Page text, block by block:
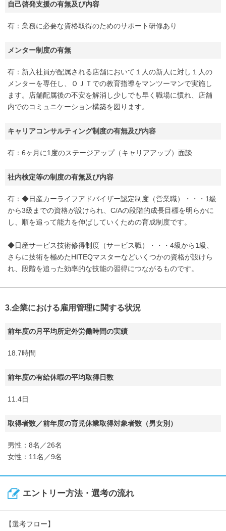
自己啓発支援の有無及び内容
有：業務に必要な資格取得のためのサポート研修あり
メンター制度の有無
有：新入社員が配属される店舗において１人の新人に対し１人の
メンターを専任し、ＯＪＴでの教育指導をマンツーマンで実施し
ます。店舗配属後の不安を解消し少しでも早く職場に慣れ、店舗
内でのコミュニケーション構築を図ります。
キャリアコンサルティング制度の有無及び内容
有：6ヶ月に1度のステージアップ（キャリアアップ）面談
社内検定等の制度の有無及び内容
有：◆日産カーライフアドバイザー認定制度（営業職）・・・1級
から3級までの資格が設けられ、C/Aの段階的成長目標を明らかに
し、順を追って能力を伸ばしていくための育成制度です。
◆日産サービス技術修得制度（サービス職）・・・4級から1級、
さらに技術を極めたHITEQマスターなどいくつかの資格が設けら
れ、段階を追った効率的な技能の習得につながるものです。
3.企業における雇用管理に関する状況
前年度の月平均所定外労働時間の実績
18.7時間
前年度の有給休暇の平均取得日数
11.4日
取得者数／前年度の育児休業取得対象者数（男女別）
男性：8名／26名
女性：11名／9名
エントリー方法・選考の流れ
【選考フロー】